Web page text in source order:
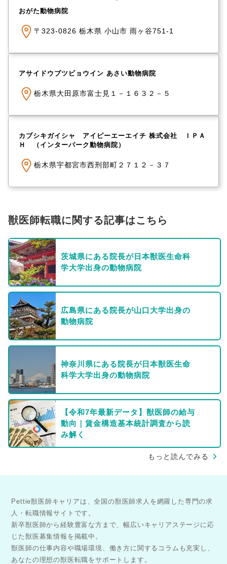
おがた動物病院
〒323-0826 栃木県 小山市 雨ヶ谷751-1
アサイドウブツビョウイン あさい動物病院
栃木県大田原市富士見１－１６３２－５
カブシキガイシャ アイピーエーエイチ 株式会社 ＩＰＡ
Ｈ （インターパーク動物病院）
栃木県宇都宮市西刑部町２７１２－３７
獣医師転職に関する記事はこちら
茨城県にある院長が日本獣医生命科
学大学出身の動物病院
広島県にある院長が山口大学出身の
動物病院
神奈川県にある院長が日本獣医生命
科学大学出身の動物病院
【令和7年最新データ】獣医師の給与
動向｜賃金構造基本統計調査から読
み解く
もっと読んでみる
Pettie獣医師キャリアは、全国の獣医師求人を網羅した専門の求
人・転職情報サイトです。
新卒獣医師から経験豊富な方まで、幅広いキャリアステージに応
じた獣医募集情報を掲載中。
獣医師の仕事内容や職場環境、働き方に関するコラムも充実し、
あなたの理想の獣医転職をサポートします。